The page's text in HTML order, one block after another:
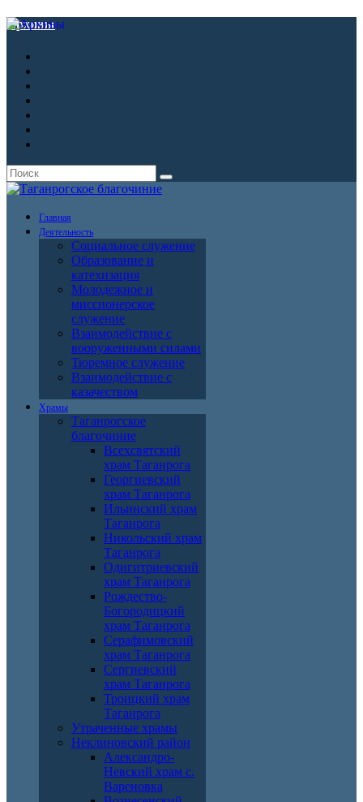
Архивы
Главная
Деятельность
Социальное служение
Образование и
катехизация
Молодежное и
миссионерское
служение
Взаимодействие с
вооруженными силами
Тюремное служение
Взаимодействие с
казачеством
Храмы
Таганрогское
благочиние
Всехсвятский
храм Таганрога
Георгиевский
храм Таганрога
Ильинский храм
Таганрога
Никольский храм
Таганрога
Одигитриевский
храм Таганрога
Рождество-
Богородицкий
храм Таганрога
Серафимовский
храм Таганрога
Сергиевский
храм Таганрога
Троицкий храм
Таганрога
Утраченные храмы
Неклиновский район
Александро-
Невский храм с.
Вареновка